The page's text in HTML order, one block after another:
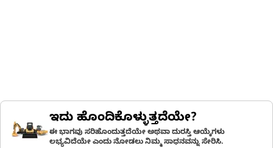
ಇದು ಹೊಂದಿಕೊಳ್ಳುತ್ತದೆಯೇ?
ಈ ಭಾಗವು ಸರಿಹೊಂದುತ್ತದೆಯೇ ಅಥವಾ ದುರಸ್ತಿ ಆಯ್ಕೆಗಳು
ಲಭ್ಯವಿದೆಯೇ ಎಂದು ನೋಡಲು ನಿಮ್ಮ ಸಾಧನವನ್ನು ಸೇರಿಸಿ.